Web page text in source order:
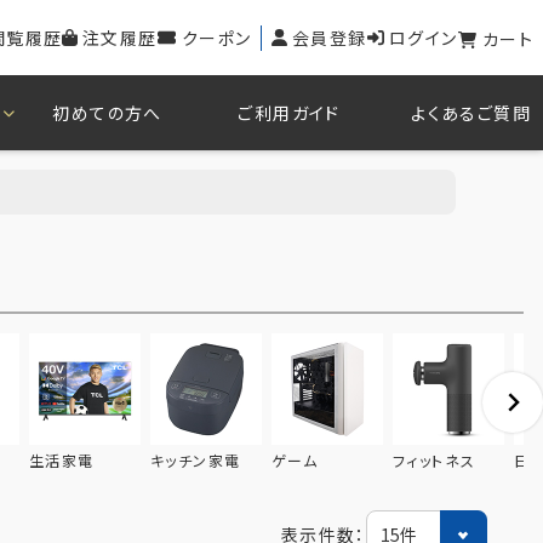
覧履歴 注文履歴 クーポン 会員登録 ログイン カート
初めての方へ ご利用ガイド よくあるご質問
生活家電 キッチン家電 ゲーム フィットネス 日
表示件数：